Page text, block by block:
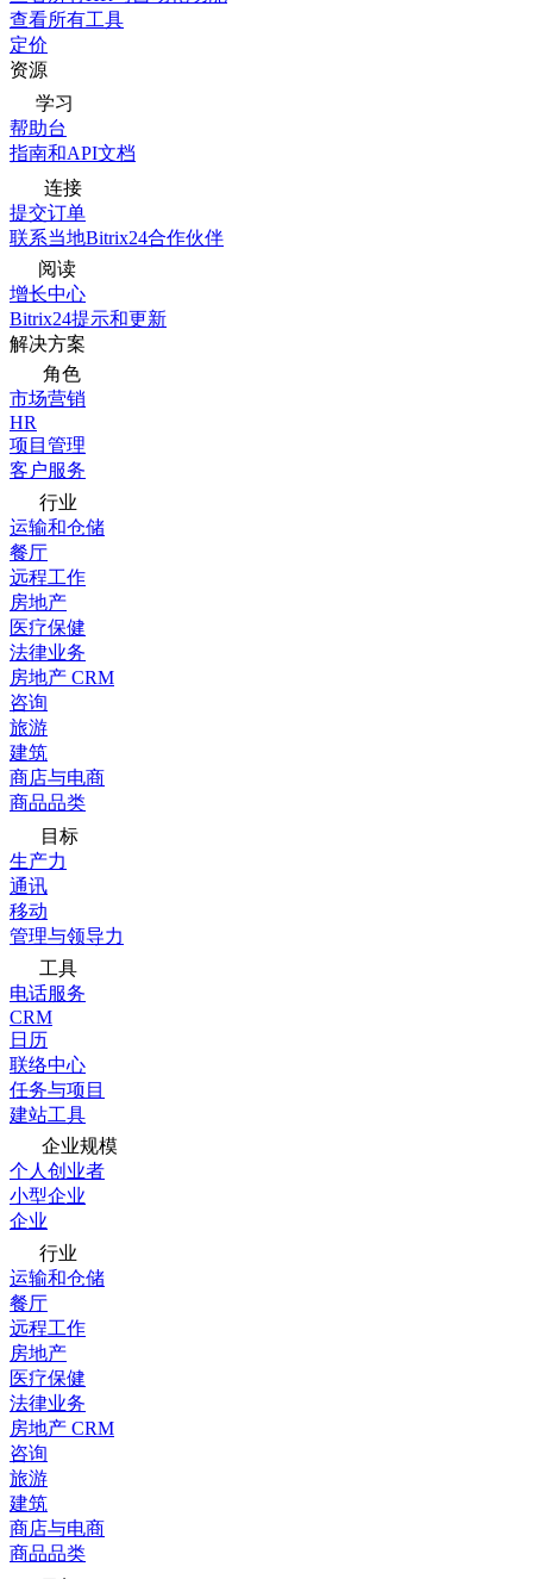
查看所有工具
定价
资源
学习
帮助台
指南和API文档
连接
提交订单
联系当地Bitrix24合作伙伴
阅读
增长中心
Bitrix24提示和更新
解决方案
角色
市场营销
HR
项目管理
客户服务
行业
运输和仓储
餐厅
远程工作
房地产
医疗保健
法律业务
房地产 CRM
咨询
旅游
建筑
商店与电商
商品品类
目标
生产力
通讯
移动
管理与领导力
工具
电话服务
CRM
日历
联络中心
任务与项目
建站工具
企业规模
个人创业者
小型企业
企业
行业
运输和仓储
餐厅
远程工作
房地产
医疗保健
法律业务
房地产 CRM
咨询
旅游
建筑
商店与电商
商品品类